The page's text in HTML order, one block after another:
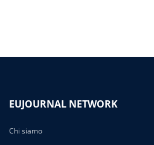
EUJOURNAL NETWORK
Chi siamo